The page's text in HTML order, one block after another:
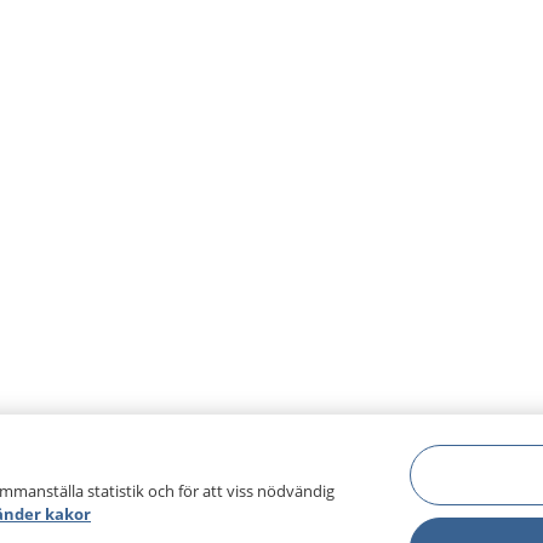
statistik och för att viss nödvändig
kakor